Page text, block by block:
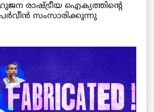
രാഷ്ട്രീയ ഐക്യത്തിന്റെ
പർവീൻ സംസാരിക്കുന്നു